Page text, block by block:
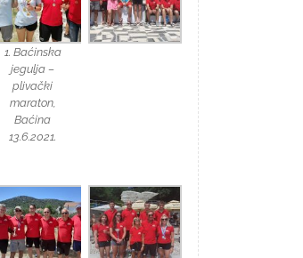
1. Baćinska
jegulja –
plivački
maraton,
Baćina
13.6.2021.